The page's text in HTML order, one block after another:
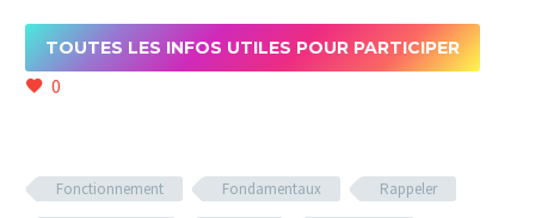
TOUTES LES INFOS UTILES POUR PARTICIPER
0
Fonctionnement Fondamentaux
Rappeler